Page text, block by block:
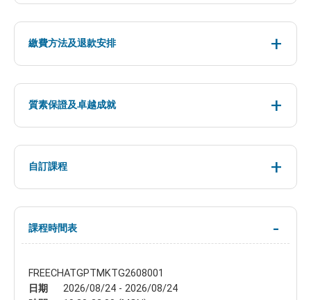
繳費方法及退款安排
質素保證及卓越成就
自訂課程
課程時間表
FREECHATGPTMKTG2608001
日期
2026/08/24 - 2026/08/24